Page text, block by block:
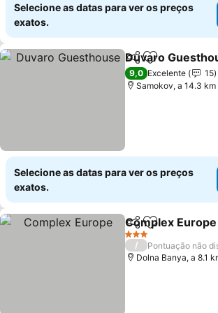
Selecione as datas para ver os preços
exatos.
PartilharAdicionar
Duvaro
9,0 Excelente
15
Samokov, a 14.3
Selecione as datas para ver os preços
exatos.
PartilharAdicionar
Complex Europe
3 Estrelas
/
Pontuação não
Dolna Banya, a 8.1